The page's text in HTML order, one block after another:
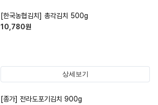
[한국농협김치] 총각김치 500g
10,780원
상세보기
[종가] 전라도포기김치 900g